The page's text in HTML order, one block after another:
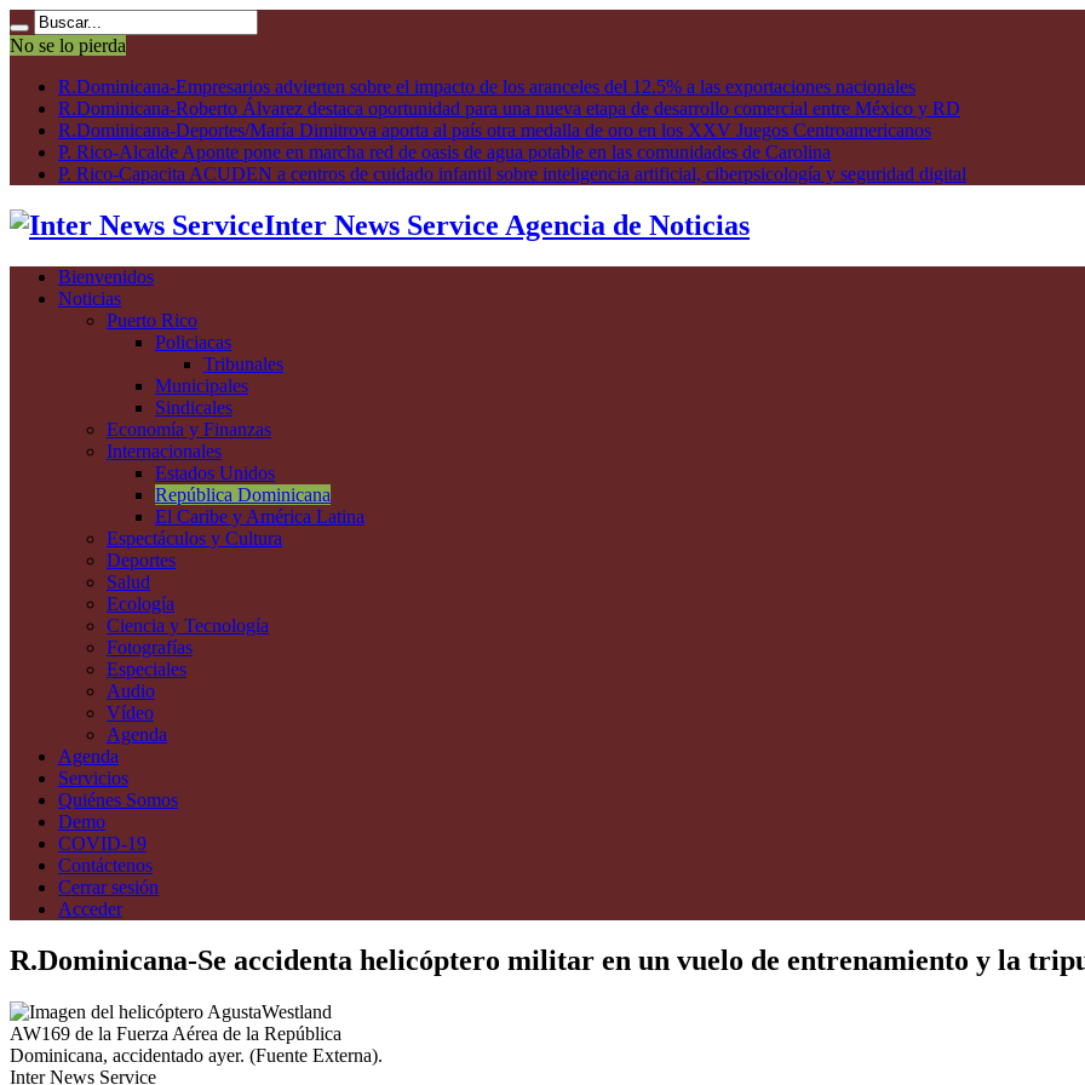
No se lo pierda
R.Dominicana-Empresarios advierten sobre el impacto de los aranceles del 12.5% a las exportaciones nacionales
R.Dominicana-Roberto Álvarez destaca oportunidad para una nueva etapa de desarrollo comercial entre México y RD
R.Dominicana-Deportes/María Dimitrova aporta al país otra medalla de oro en los XXV Juegos Centroamericanos
P. Rico-Alcalde Aponte pone en marcha red de oasis de agua potable en las comunidades de Carolina
P. Rico-Capacita ACUDEN a centros de cuidado infantil sobre inteligencia artificial, ciberpsicología y seguridad digital
Inter News Service Agencia de Noticias
Bienvenidos
Noticias
Puerto Rico
Policiacas
Tribunales
Municipales
Sindicales
Economía y Finanzas
Internacionales
Estados Unidos
República Dominicana
El Caribe y América Latina
Espectáculos y Cultura
Deportes
Salud
Ecología
Ciencia y Tecnología
Fotografías
Especiales
Audio
Vídeo
Agenda
Agenda
Servicios
Quiénes Somos
Demo
COVID-19
Contáctenos
Cerrar sesión
Acceder
R.Dominicana-Se accidenta helicóptero militar en un vuelo de entrenamiento y la